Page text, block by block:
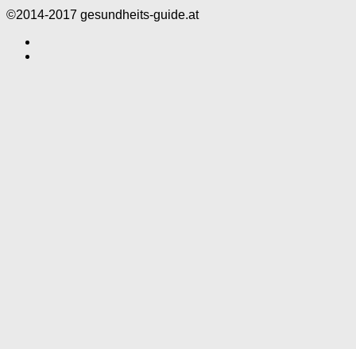
©2014-2017 gesundheits-guide.at